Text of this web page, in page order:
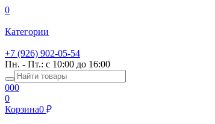
0
Категории
+7 (926) 902-05-54
Пн. - Пт.: с 10:00 до 16:00
000
0
Корзина0